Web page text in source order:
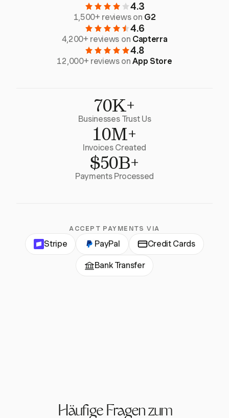
4.3
1,500+ reviews on G2
4.6
4,200+ reviews on Capterra
4.8
12,000+ reviews onApp Store
70K+
Businesses Trust Us
10M+
Invoices Created
$50B+
Payments Processed
ACCEPT PAYMENTS VIA
Stripe PayPal Credit Cards
Bank Transfer
Häufige Fragen zum